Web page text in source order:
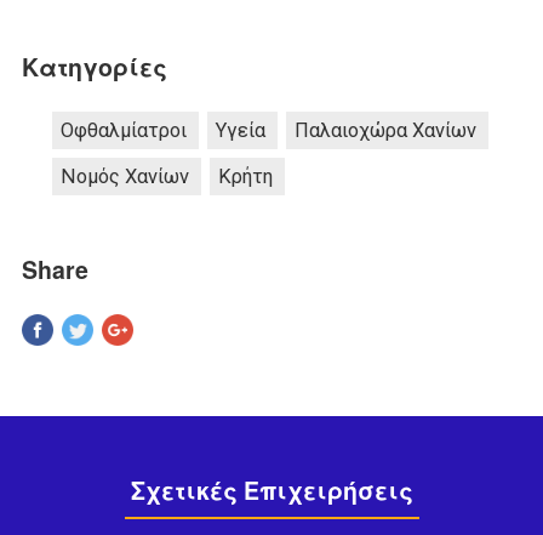
Κατηγορίες
Οφθαλμίατροι Υγεία
Παλαιοχώρα Χανίων
Νομός Χανίων
Κρήτη
Share
Σχετικές Επιχειρήσεις